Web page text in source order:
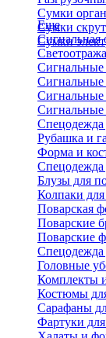
Сумки
Сумки
Сумки
Еще
Сигнальная
Спецодежда
Рубашка и
Форма и
Спецодежда
Блузы для
Колпаки
Поварская
Поварские
Поварские
Спецодежда
Головные
Комплекты
Костюмы
Сарафаны
Фартуки